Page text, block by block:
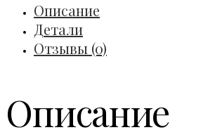
Описание
Детали
Отзывы (0)
Описание